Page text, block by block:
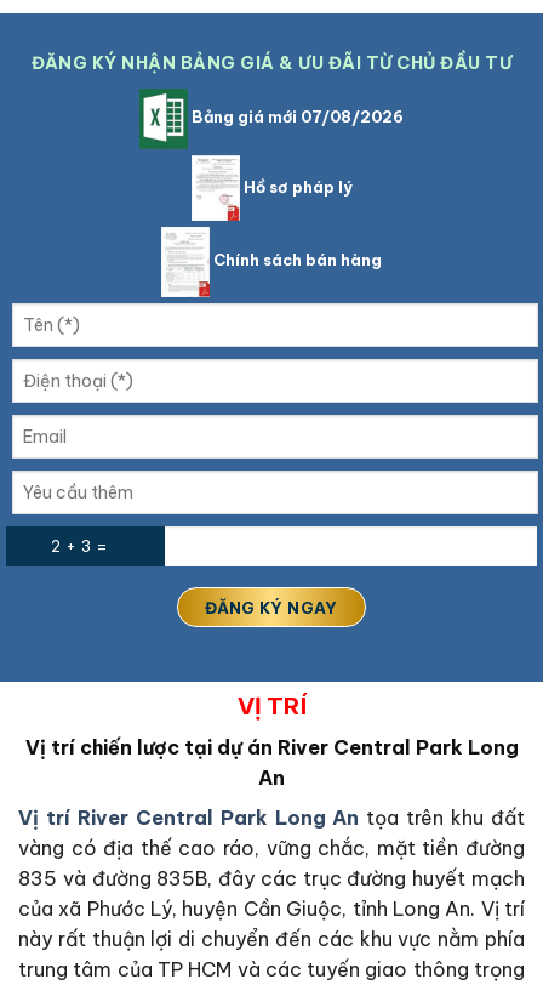
ĐĂNG KÝ NHẬN BẢNG GIÁ & ƯU ĐÃI TỪ CHỦ ĐẦU TƯ
Bảng giá mới 07/08/2026
Hồ sơ pháp lý
Chính sách bán hàng
2 + 3 =
VỊ TRÍ
Vị trí chiến lược tại dự án River Central Park Long
An
Vị trí River Central Park Long An tọa trên khu đất
vàng có địa thế cao ráo, vững chắc, mặt tiền đường
835 và đường 835B, đây các trục đường huyết mạch
của xã Phước Lý, huyện Cần Giuộc, tỉnh Long An. Vị trí
này rất thuận lợi di chuyển đến các khu vực nằm phía
trung tâm của TP HCM và các tuyến giao thông trọng